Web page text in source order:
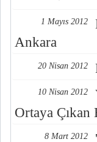
1 Mayıs 2012
Ankara
20 Nisan 2012
10 Nisan 2012
Ortaya
8 Mart 2012